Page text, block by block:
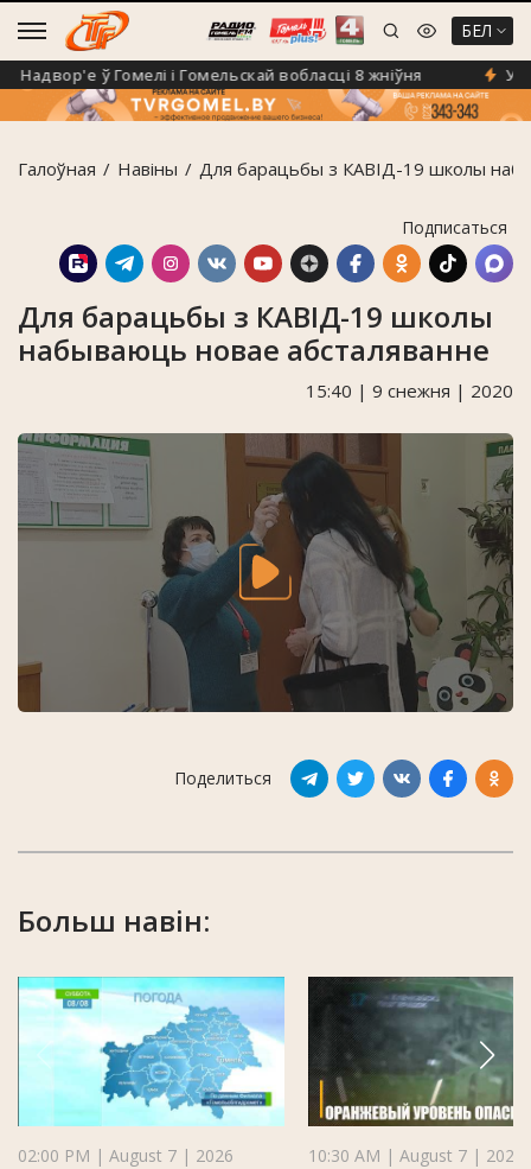
БЕЛ
ў Гомелі і Гомельскай вобласці 8 жніўня У
Галоўная Навiны Для барацьбы з КАВІД-19 школы
Подписаться
Для барацьбы з КАВІД-19 школы
набываюць новае абсталяванне
15:40 | 9 снежня | 2020
Поделиться
Больш навін:
02:00 PM | August 7 | 2026 10:30 AM | August 7 | 2026